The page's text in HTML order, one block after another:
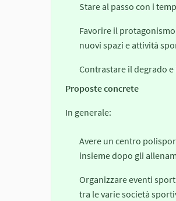
Stare al passo con i
Favorire il
nuovi spazi e attività
Contrastare il degrado
Proposte concrete
In generale:
Avere un centro
insieme dopo gli
Organizzare eventi
tra le varie società